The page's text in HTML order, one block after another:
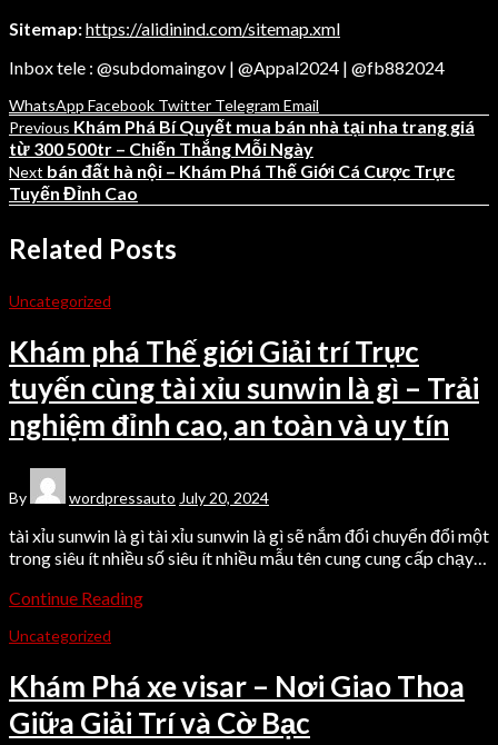
Sitemap:https://alidinind.com/sitemap.xml
Inbox tele : @subdomaingov | @Appal2024 | @fb882024
WhatsApp Facebook Twitter Telegram Email
Previous Khám Phá Bí Quyết mua bán nhà tại nha trang giá
từ 300 500tr – Chiến Thắng Mỗi Ngày
Next bán đất hà nội – Khám Phá Thế Giới Cá Cược Trực
Tuyến Đỉnh Cao
Related Posts
Uncategorized
Khám phá Thế giới Giải trí Trực
tuyến cùng tài xỉu sunwin là gì – Trải
nghiệm đỉnh cao, an toàn và uy tín
By wordpressauto July 20, 2024
tài xỉu sunwin là gì tài xỉu sunwin là gì sẽ nắm đổi chuyển đổi một
trong siêu ít nhiều số siêu ít nhiều mẫu tên cung cung cấp chạy…
Continue Reading
Uncategorized
Khám Phá xe visar – Nơi Giao Thoa
Giữa Giải Trí và Cờ Bạc